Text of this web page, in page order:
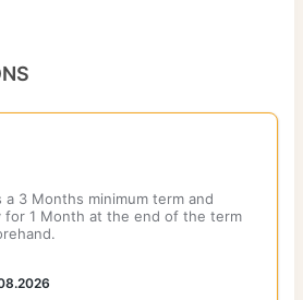
a 3 Months minimum term and
for 1 Month at the end of the term